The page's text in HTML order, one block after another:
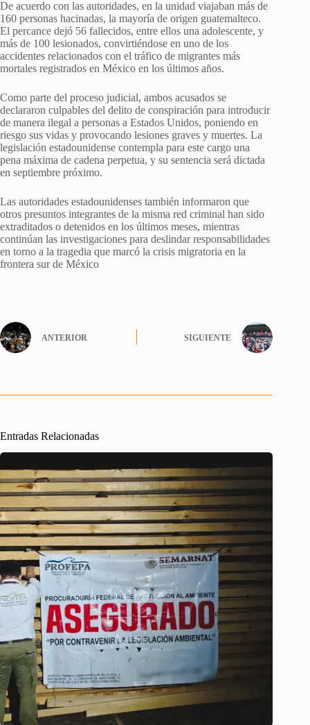
De acuerdo con las autoridades, en la unidad viajaban más de
160 personas hacinadas, la mayoría de origen guatemalteco.
El percance dejó 56 fallecidos, entre ellos una adolescente, y
más de 100 lesionados, convirtiéndose en uno de los
accidentes relacionados con el tráfico de migrantes más
mortales registrados en México en los últimos años.
Como parte del proceso judicial, ambos acusados se
declararon culpables del delito de conspiración para introducir
de manera ilegal a personas a Estados Unidos, poniendo en
riesgo sus vidas y provocando lesiones graves y muertes. La
legislación estadounidense contempla para este cargo una
pena máxima de cadena perpetua, y su sentencia será dictada
en septiembre próximo.
Las autoridades estadounidenses también informaron que
otros presuntos integrantes de la misma red criminal han sido
extraditados o detenidos en los últimos meses, mientras
continúan las investigaciones para deslindar responsabilidades
en torno a la tragedia que marcó la crisis migratoria en la
frontera sur de México
ANTERIOR SIGUIENTE
Entradas Relacionadas